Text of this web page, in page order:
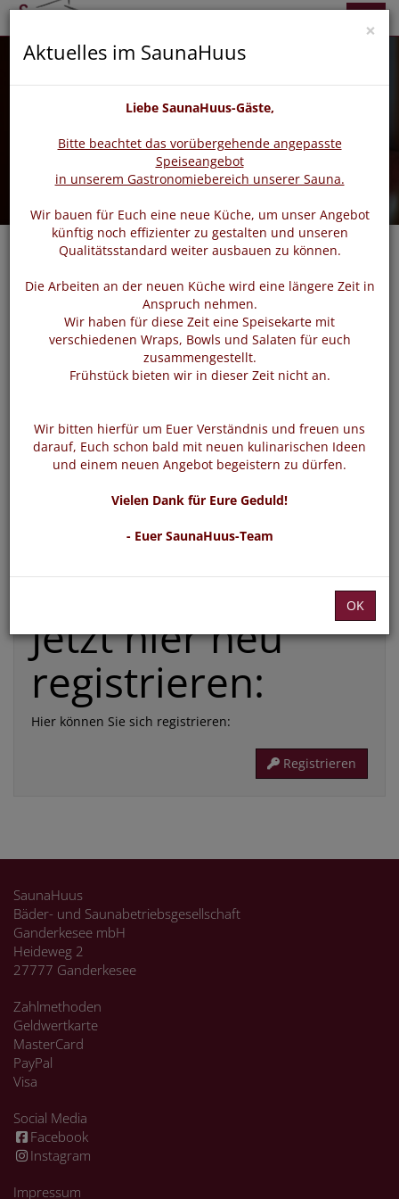
zurück
Login
Bitte loggen Sie sich mit dem untenstehenden Formular
Die mit * gekennzeichneten Felder sind Pflichtfelder
Passwort vergessen Login
Jetzt hier neu
registrieren:
Hier können Sie sich registrieren:
Registrieren
SaunaHuus
Bäder- und Saunabetriebsgesellschaft
Ganderkesee mbH
Heideweg 2
27777 Ganderkesee
Zahlmethoden
Geldwertkarte
MasterCard
PayPal
Visa
Social Media
Facebook
Instagram
Impressum
×
Aktuelles im SaunaHuus
Liebe SaunaHuus-Gäste,
Bitte beachtet das vorübergehende angepasste
Speiseangebot
in unserem Gastronomiebereich unserer Sauna.
Wir bauen für Euch eine neue Küche, um unser Angebot
künftig noch effizienter zu gestalten und unseren
Qualitätsstandard weiter ausbauen zu können.
Die Arbeiten an der neuen Küche wird eine längere Zeit in
Anspruch nehmen.
Wir haben für diese Zeit eine Speisekarte mit
verschiedenen Wraps, Bowls und Salaten für euch
zusammengestellt.
Frühstück bieten wir in dieser Zeit nicht an.
Wir bitten hierfür um Euer Verständnis und freuen uns
darauf, Euch schon bald mit neuen kulinarischen Ideen
und einem neuen Angebot begeistern zu dürfen.
Vielen Dank für Eure Geduld!
- Euer SaunaHuus-Team
OK